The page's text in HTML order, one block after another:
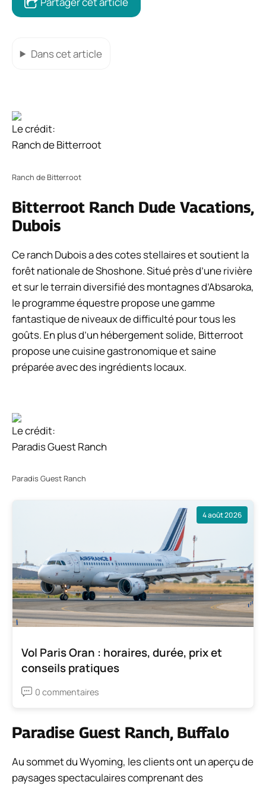
Dans cet article
Le crédit:
Ranch de Bitterroot
Ranch de Bitterroot
Bitterroot Ranch Dude Vacations,
Dubois
Ce ranch Dubois a des cotes stellaires et soutient la
forêt nationale de Shoshone. Situé près d’une rivière
et sur le terrain diversifié des montagnes d’Absaroka,
le programme équestre propose une gamme
fantastique de niveaux de difficulté pour tous les
goûts. En plus d’un hébergement solide, Bitterroot
propose une cuisine gastronomique et saine
préparée avec des ingrédients locaux.
Le crédit:
Paradis Guest Ranch
Paradis Guest Ranch
4 août 2026
Vol Paris Oran : horaires, durée, prix et
conseils pratiques
0 commentaires
Paradise Guest Ranch, Buffalo
Au sommet du Wyoming, les clients ont un aperçu de
paysages spectaculaires comprenant des